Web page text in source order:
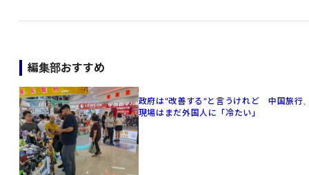
編集部おすすめ
政府は"改善する"と言うけれど 中国旅行
現場はまだ外国人に「冷たい」